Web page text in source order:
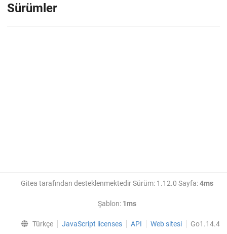
Sürümler
Gitea tarafından desteklenmektedir Sürüm: 1.12.0 Sayfa:4ms
Şablon: 1ms
Türkçe JavaScript licenses API Web sitesi Go1.14.4